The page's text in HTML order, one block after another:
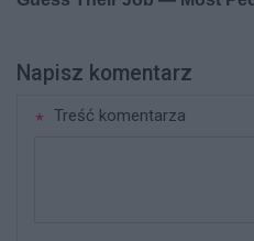
Napisz komentarz
Treść komentarza